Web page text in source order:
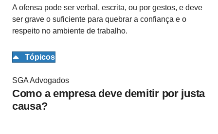
A ofensa pode ser verbal, escrita, ou por gestos, e deve
ser grave o suficiente para quebrar a confiança e o
respeito no ambiente de trabalho.
Tópicos
SGA Advogados
Como a empresa deve demitir por justa
causa?